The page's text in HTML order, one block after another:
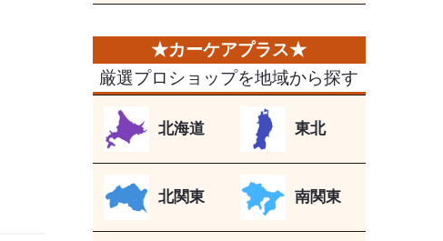
厳選プロショップを地域から探す
北海道 東北
北関東 南関東